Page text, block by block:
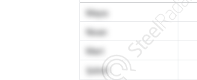
Mayıs
Nisan
Mart
Şubat